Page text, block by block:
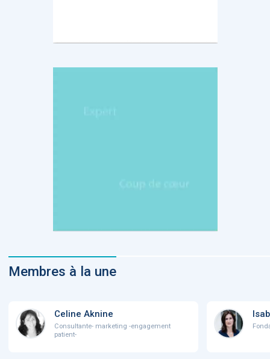
Membres à la une
Celine Aknine
Consultante- marketing -engagement
patient-